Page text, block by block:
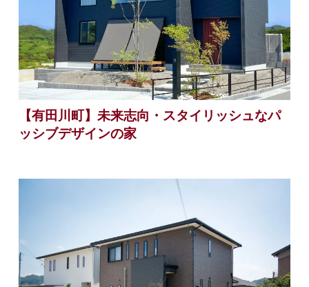
【有田川町】未来志向・スタイリッシュなパ
ッシブデザインの家